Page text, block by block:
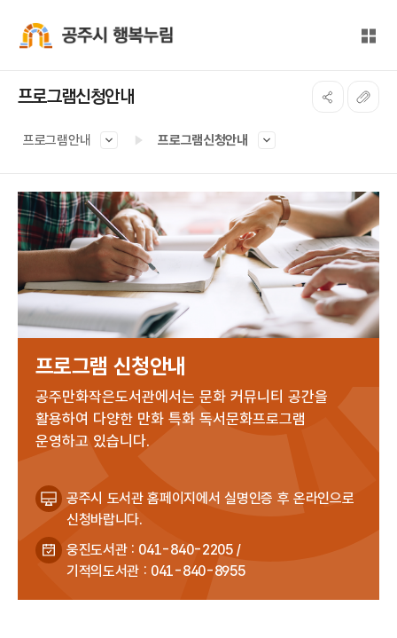
전체
프로그램신청안내
프로그램안내 프로그램신청안내
프로그램 신청안내
공주만화작은도서관에서는 문화 커뮤니티 공간을
활용하여 다양한 만화 특화 독서문화프로그램
운영하고 있습니다.
공주시 도서관 홈페이지에서 실명인증 후 온라인으로
신청바랍니다.
웅진도서관 : 041-840-2205 /
기적의도서관 : 041-840-8955